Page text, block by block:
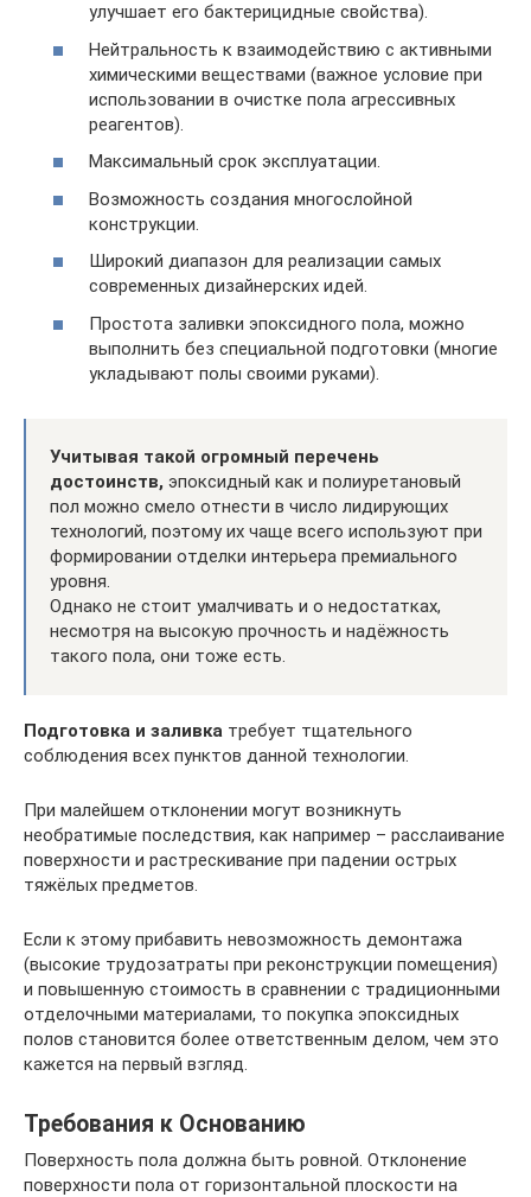
улучшает его бактерицидные свойства).
Нейтральность к взаимодействию с активными
химическими веществами (важное условие при
использовании в очистке пола агрессивных
реагентов).
Максимальный срок эксплуатации.
Возможность создания многослойной
конструкции.
Широкий диапазон для реализации самых
современных дизайнерских идей.
Простота заливки эпоксидного пола, можно
выполнить без специальной подготовки (многие
укладывают полы своими руками).
Учитывая такой огромный перечень
достоинств, эпоксидный как и полиуретановый
пол можно смело отнести в число лидирующих
технологий, поэтому их чаще всего используют при
формировании отделки интерьера премиального
уровня.
Однако не стоит умалчивать и о недостатках,
несмотря на высокую прочность и надёжность
такого пола, они тоже есть.
Подготовка и заливка требует тщательного
соблюдения всех пунктов данной технологии.
При малейшем отклонении могут возникнуть
необратимые последствия, как например – расслаивание
поверхности и растрескивание при падении острых
тяжёлых предметов.
Если к этому прибавить невозможность демонтажа
(высокие трудозатраты при реконструкции помещения)
и повышенную стоимость в сравнении с традиционными
отделочными материалами, то покупка эпоксидных
полов становится более ответственным делом, чем это
кажется на первый взгляд.
Требования к Основанию
Поверхность пола должна быть ровной. Отклонение
поверхности пола от горизонтальной плоскости на